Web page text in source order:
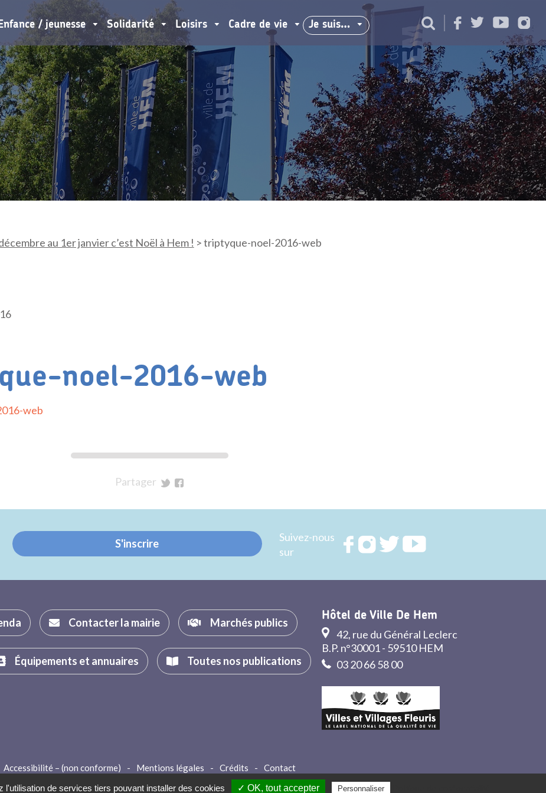
/ jeunesse Solidarité Loisirs Cadre de vie Je suis…
au 1er janvier c’est Noël à Hem ! >triptyque-noel-2016-web
noel-2016-web
web
Partager
Twitter
Facebook
S'inscrire
Suivez-nous
sur
RejoignezRejoignezRejoignez
Contacter la mairie Marchés publics
Équipements et annuaires Toutes nos publications
Hôtel de Ville De Hem
42, rue du Général Leclerc
B.P. n°30001 - 59510 HEM
03 20 66 58 00
Accessibilité – (non conforme) - Mentions légales - Crédits - Contact
de services tiers pouvant installer des cookies ✓ OK, tout accepter Personnaliser